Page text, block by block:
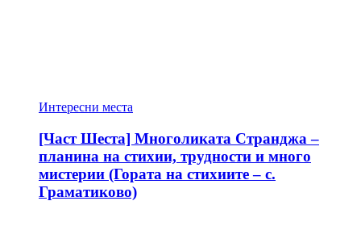
Интересни места
[Част Шеста] Многоликата Странджа –
планина на стихии, трудности и много
мистерии (Гората на стихиите – с.
Граматиково)